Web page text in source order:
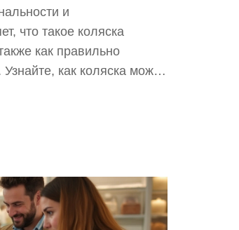
и
что такое коляска
как правильно
как коляска может
помогут продлить срок
состоянии.